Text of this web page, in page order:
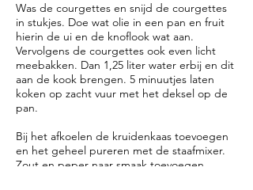
Was de courgettes en snijd de courgettes
in stukjes. Doe wat olie in een pan en fruit
hierin de ui en de knoflook wat aan.
Vervolgens de courgettes ook even licht
meebakken. Dan 1,25 liter water erbij en dit
aan de kook brengen. 5 minuutjes laten
koken op zacht vuur met het deksel op de
pan.
Bij het afkoelen de kruidenkaas toevoegen
en het geheel pureren met de staafmixer.
Zout en peper naar smaak toevoegen.